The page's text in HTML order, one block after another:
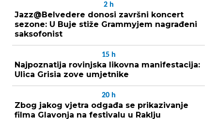
2 h
Jazz@Belvedere donosi završni koncert
sezone: U Buje stiže Grammyjem nagrađeni
saksofonist
15 h
Najpoznatija rovinjska likovna manifestacija:
Ulica Grisia zove umjetnike
20 h
Zbog jakog vjetra odgađa se prikazivanje
filma Glavonja na festivalu u Raklju